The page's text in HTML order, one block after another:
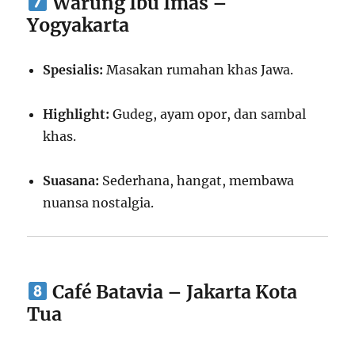
Yogyakarta
Spesialis: Masakan rumahan khas Jawa.
Highlight: Gudeg, ayam opor, dan sambal
khas.
Suasana: Sederhana, hangat, membawa
nuansa nostalgia.
Café Batavia – Jakarta Kota
Tua